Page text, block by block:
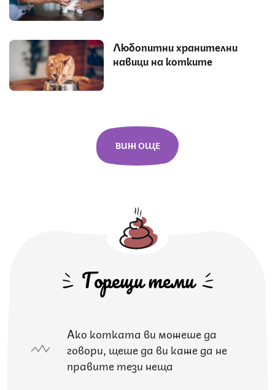
Любопитни хранителни
навици на котките
ВИЖ ОЩЕ
Горещи теми
Ако котката ви можеше да
говори, щеше да ви каже да не
правите тези неща